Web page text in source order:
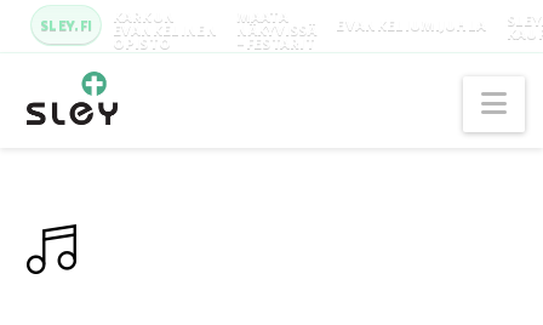
SLEY.FI KARKUN
EVANKELINEN
OPISTO
MAATA
NÄKYVISSÄ
-FESTARIT
EVANKELIUMIJUHLA